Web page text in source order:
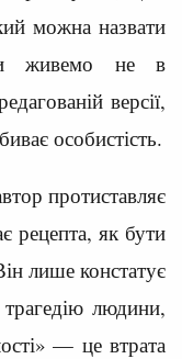
можна назвати
живемо не в
версії,
особистість.
протиставляє
рецепта, як бути
лише констатує
людини,
— це втрата